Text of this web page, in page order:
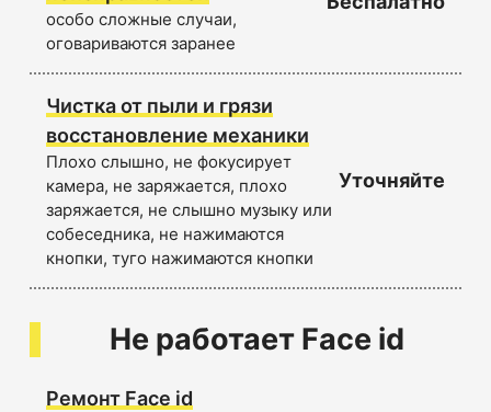
особо сложные случаи,
оговариваются заранее
Чистка от пыли и грязи
восстановление механики
Плохо слышно, не фокусирует
камера, не заряжается, плохо
заряжается, не слышно музыку или
собеседника, не нажимаются
кнопки, туго нажимаются кнопки
Уточняйте
Не работает Face id
Ремонт Face id